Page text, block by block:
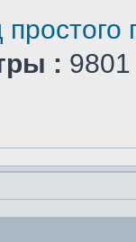
простого
: